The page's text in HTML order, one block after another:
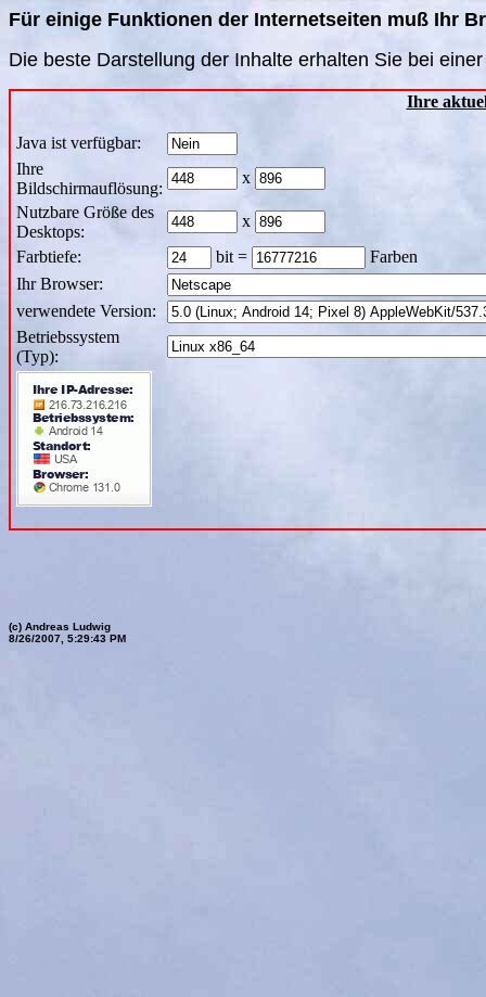
Für einige Funktionen der Internetseiten muß Ihr
Die beste Darstellung der Inhalte erhalten Sie bei
Ihre
Java ist verfügbar:
Ihre
Bildschirmauflösung:
x
Nutzbare Größe des
Desktops:
x
Farbtiefe:
bit =
Farben
Ihr Browser:
verwendete Version:
Betriebssystem
(Typ):
(c) Andreas Ludwig
8/26/2007, 5:29:43 PM